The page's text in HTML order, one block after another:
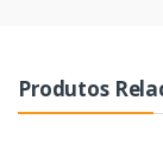
Produtos